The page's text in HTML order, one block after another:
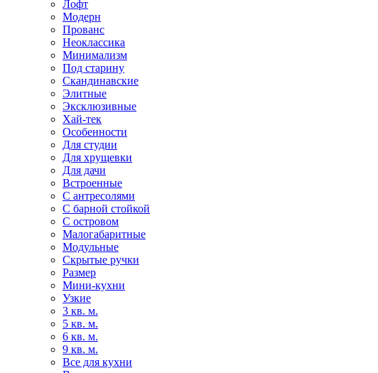
Лофт
Модерн
Прованс
Неоклассика
Минимализм
Под старину
Скандинавские
Элитные
Эксклюзивные
Хай-тек
Особенности
Для студии
Для хрущевки
Для дачи
Встроенные
С антресолями
С барной стойкой
С островом
Малогабаритные
Модульные
Скрытые ручки
Размер
Мини-кухни
Узкие
3 кв. м.
5 кв. м.
6 кв. м.
9 кв. м.
Все для кухни